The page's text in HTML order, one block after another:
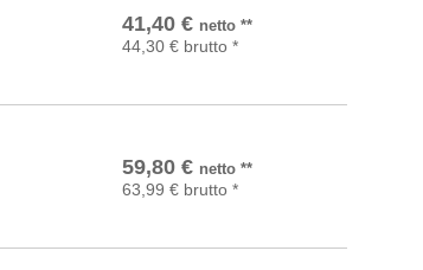
41,40 € netto**
44,30 € brutto *
In den Warenkorb
59,80 € netto**
63,99 € brutto *
In den Warenkorb